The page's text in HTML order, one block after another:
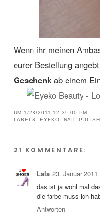
Wenn ihr meinen
eurer Bestellung
Geschenk ab einem
UM 1/23/2011 12:39:00 PM
LABELS: EYEKO NAIL
21 KOMMENTARE:
Lala 23. Januar 2011
das ist ja wohl mal
die farbe muss ich
Antworten